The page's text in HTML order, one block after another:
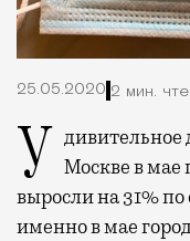
25.05.2020 2 мин.
Удивительное дело, но выяснилось, что в
Москве в
выросли на 31%
именно в мае